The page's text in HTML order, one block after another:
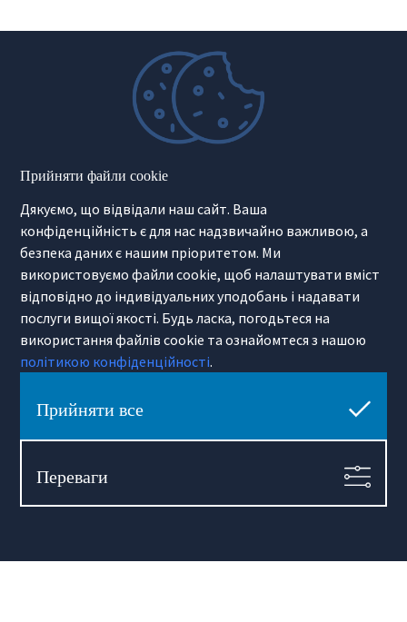
Прийняти файли cookie
Дякуємо, що відвідали наш сайт. Ваша
конфіденційність є для нас надзвичайно важливою, а
безпека даних є нашим пріоритетом. Ми
використовуємо файли cookie, щоб налаштувати вміст
відповідно до індивідуальних уподобань і надавати
послуги вищої якості. Будь ласка, погодьтеся на
використання файлів cookie та ознайомтеся з нашою
політикою конфіденційності.
Прийняти все
Переваги